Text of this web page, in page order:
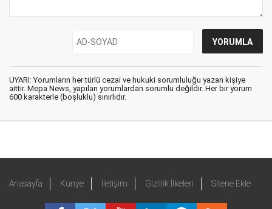
UYARI: Yorumların her türlü cezai ve hukuki sorumluluğu yazan kişiye
aittir. Mepa News, yapılan yorumlardan sorumlu değildir. Her bir yorum
600 karakterle (boşluklu) sınırlıdır.
Anasayfa Künye İletişim Gizlilik İlkeleri Sitene Ekle